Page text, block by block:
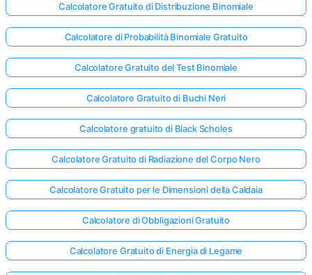
Calcolatore Gratuito di Distribuzione Binomiale
Calcolatore di Probabilità Binomiale Gratuito
Calcolatore Gratuito del Test Binomiale
Calcolatore Gratuito di Buchi Neri
Calcolatore gratuito di Black Scholes
Calcolatore Gratuito di Radiazione del Corpo Nero
Calcolatore Gratuito per le Dimensioni della Caldaia
Calcolatore di Obbligazioni Gratuito
Calcolatore Gratuito di Energia di Legame